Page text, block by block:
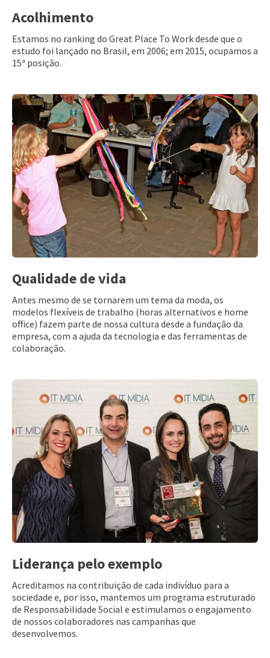
Acolhimento
Estamos no ranking do Great Place To Work desde que o
estudo foi lançado no Brasil, em 2006; em 2015, ocupamos a
15ª posição.
Qualidade de vida
Antes mesmo de se tornarem um tema da moda, os
modelos flexíveis de trabalho (horas alternativos e home
office) fazem parte de nossa cultura desde a fundação da
empresa, com a ajuda da tecnologia e das ferramentas de
colaboração.
Liderança pelo exemplo
Acreditamos na contribuição de cada indivíduo para a
sociedade e, por isso, mantemos um programa estruturado
de Responsabilidade Social e estimulamos o engajamento
de nossos colaboradores nas campanhas que
desenvolvemos.